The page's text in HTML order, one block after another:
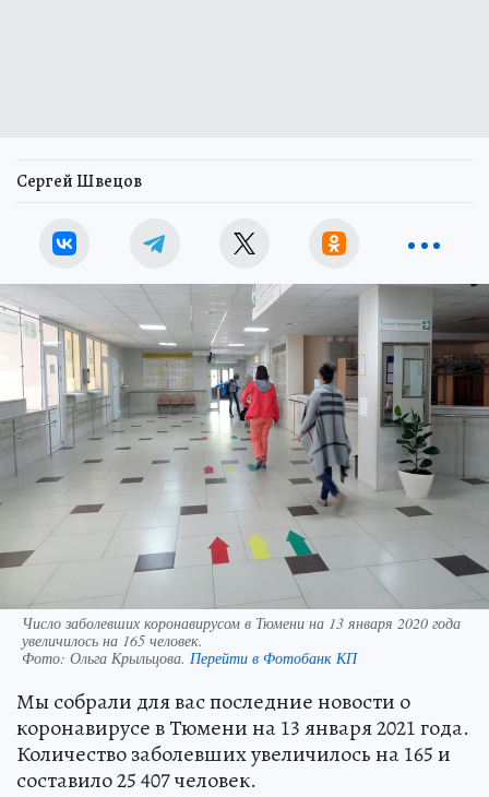
Сергей Швецов
Число заболевших коронавирусом в Тюмени на 13 января 2020 года
увеличилось на 165 человек.
Фото: Ольга Крыльцова. Перейти в Фотобанк КП
Мы собрали для вас последние новости о
коронавирусе в Тюмени на 13 января 2021 года.
Количество заболевших увеличилось на 165 и
составило 25 407 человек.